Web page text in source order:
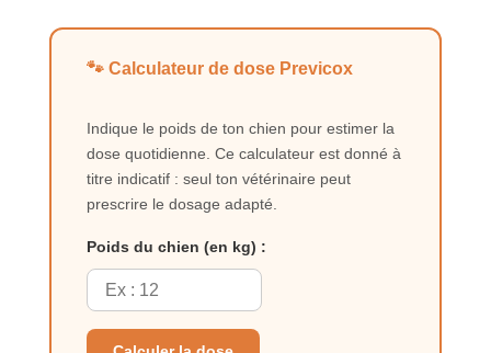
🐾 Calculateur de dose Previcox
Indique le poids de ton chien pour estimer la
dose quotidienne. Ce calculateur est donné à
titre indicatif : seul ton vétérinaire peut
prescrire le dosage adapté.
Poids du chien (en kg) :